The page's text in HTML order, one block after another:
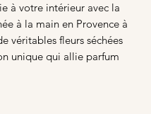
à votre intérieur avec la
à la main en Provence à
véritables fleurs séchées
unique qui allie parfum